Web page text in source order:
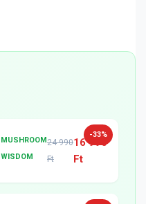
-33%
MUSHROOM
WISDOM
24 990
Ft
16 990
Ft